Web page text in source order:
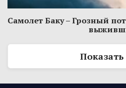
Самолет Баку – Грозный